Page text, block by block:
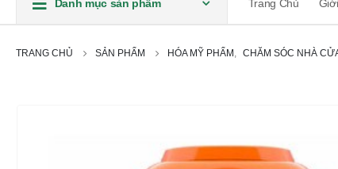
Danh mục sản phẩm Trang Chủ
TRANG CHỦ SẢN PHẨM HÓA MỸ PHẨM CHĂM SÓC NHÀ